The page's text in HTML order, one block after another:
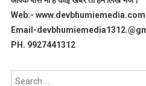
Web:- www.devbhumiemedia.com
Email-
PH. 9927441312